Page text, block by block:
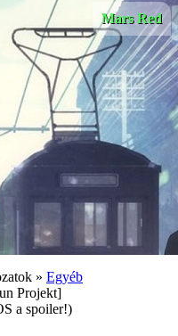
Mars Red
» Egyéb
Projekt]
a spoiler!)